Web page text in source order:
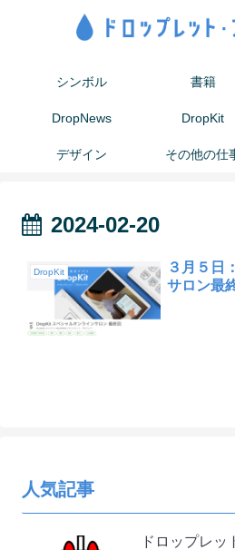
シンボル 書籍
DropNews DropKit
デザイン その他の仕
2024-02-20
DropKit
３月５日
サロン最
人気記事
ドロップレッ